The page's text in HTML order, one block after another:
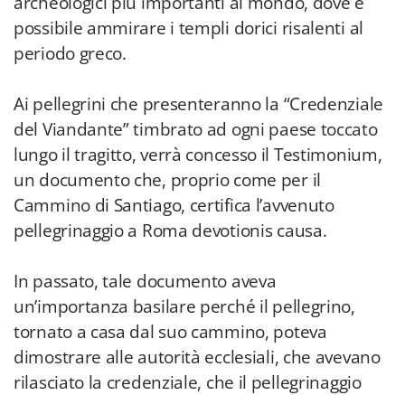
possibile ammirare i templi dorici risalenti al
periodo greco.
Ai pellegrini che presenteranno la “Credenziale
del Viandante” timbrato ad ogni paese toccato
lungo il tragitto, verrà concesso il Testimonium,
un documento che, proprio come per il
Cammino di Santiago, certifica l’avvenuto
pellegrinaggio a Roma devotionis causa.
In passato, tale documento aveva
un’importanza basilare perché il pellegrino,
tornato a casa dal suo cammino, poteva
dimostrare alle autorità ecclesiali, che avevano
rilasciato la credenziale, che il pellegrinaggio